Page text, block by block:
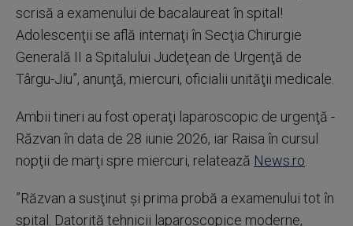
scrisă a examenului de bacalaureat în spital!
Adolescenţii se află internaţi în Secţia Chirurgie
Generală II a Spitalului Judeţean de Urgenţă de
Târgu-Jiu”, anunţă, miercuri, oficialii unităţii medicale.
Ambii tineri au fost operaţi laparoscopic de urgenţă -
Răzvan în data de 28 iunie 2026, iar Raisa în cursul
nopţii de marţi spre miercuri, relatează News.ro
”Răzvan a susţinut şi prima probă a examenului tot în
spital. Datorită tehnicii laparoscopice moderne,